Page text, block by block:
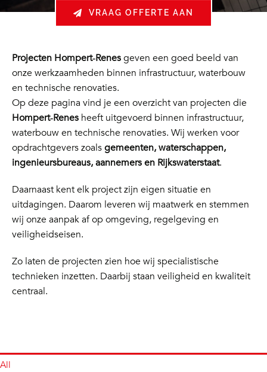
VRAAG OFFERTE AAN
Projecten Hompert‑Renesgeven een goed beeld van
onze werkzaamheden binnen infrastructuur, waterbouw
en technische renovaties.
Op deze pagina vind je een overzicht van projecten die
Hompert‑Renesheeft uitgevoerd binnen infrastructuur,
waterbouw en technische renovaties. Wij werken voor
opdrachtgevers zoalsgemeenten, waterschappen,
ingenieursbureaus, aannemers en Rijkswaterstaat.
Daarnaast kent elk project zijn eigen situatie en
uitdagingen. Daarom leveren wij maatwerk en stemmen
wij onze aanpak af op omgeving, regelgeving en
veiligheidseisen.
Zo laten de projecten zien hoe wij specialistische
technieken inzetten. Daarbij staan veiligheid en kwaliteit
centraal.
All